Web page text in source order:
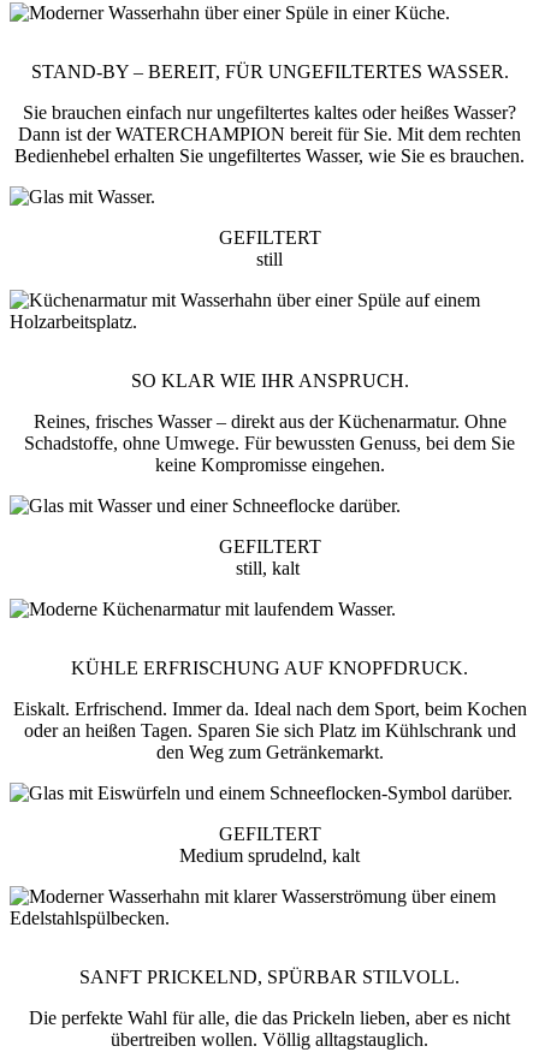
STAND-BY – BEREIT, FÜR UNGEFILTERTES WASSER.
Sie brauchen einfach nur ungefiltertes kaltes oder heißes Wasser?
Dann ist der WATERCHAMPION bereit für Sie. Mit dem rechten
Bedienhebel erhalten Sie ungefiltertes Wasser, wie Sie es brauchen.
GEFILTERT
still
SO KLAR WIE IHR ANSPRUCH.
Reines, frisches Wasser – direkt aus der Küchenarmatur. Ohne
Schadstoffe, ohne Umwege. Für bewussten Genuss, bei dem Sie
keine Kompromisse eingehen.
GEFILTERT
still, kalt
KÜHLE ERFRISCHUNG AUF KNOPFDRUCK.
Eiskalt. Erfrischend. Immer da. Ideal nach dem Sport, beim Kochen
oder an heißen Tagen. Sparen Sie sich Platz im Kühlschrank und
den Weg zum Getränkemarkt.
GEFILTERT
Medium sprudelnd, kalt
SANFT PRICKELND, SPÜRBAR STILVOLL.
Die perfekte Wahl für alle, die das Prickeln lieben, aber es nicht
übertreiben wollen. Völlig alltagstauglich.